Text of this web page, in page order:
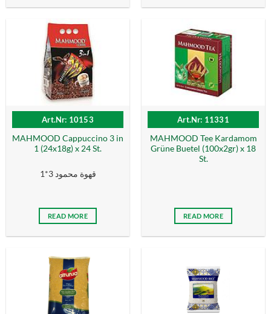
Art.Nr: 10153
MAHMOOD Cappuccino 3 in
1 (24x18g) x 24 St.
قهوة محمود 3*1
READ MORE
Art.Nr: 11331
MAHMOOD Tee Kardamom
Grüne Buetel (100x2gr) x 18
St.
READ MORE